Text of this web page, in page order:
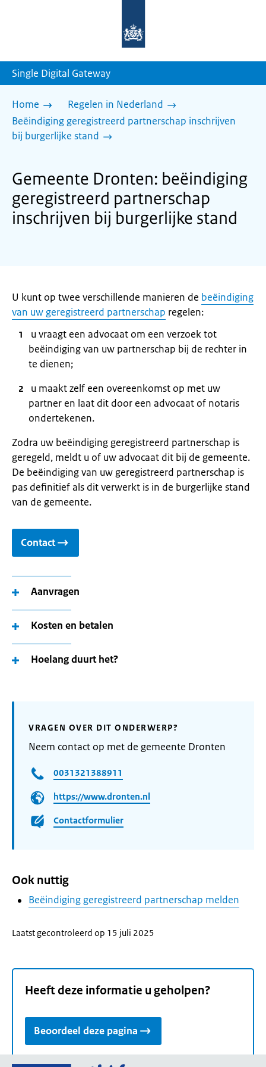
homepage
Single Digital Gateway
Home
Regelen in Nederland
Beëindiging geregistreerd partnerschap inschrijven
bij burgerlijke stand
Gemeente Dronten: beëindiging
geregistreerd partnerschap
inschrijven bij burgerlijke stand
U kunt op twee verschillende manieren de beëindiging
van uw geregistreerd partnerschap regelen:
u vraagt een advocaat om een verzoek tot
beëindiging van uw partnerschap bij de rechter in
te dienen;
u maakt zelf een overeenkomst op met uw
partner en laat dit door een advocaat of notaris
ondertekenen.
Zodra uw beëindiging geregistreerd partnerschap is
geregeld, meldt u of uw advocaat dit bij de gemeente.
De beëindiging van uw geregistreerd partnerschap is
pas definitief als dit verwerkt is in de burgerlijke stand
van de gemeente.
Contact
Aanvragen
Kosten en betalen
Hoelang duurt het?
VRAGEN OVER DIT ONDERWERP?
Neem contact op met de gemeente Dronten
0031321388911
https://www.dronten.nl
Contactformulier
Ook nuttig
Beëindiging geregistreerd partnerschap melden
Laatst gecontroleerd op 15 juli 2025
Heeft deze informatie u geholpen?
Beoordeel deze pagina